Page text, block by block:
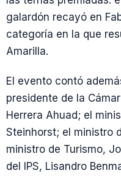
galardón recayó en
categoría en la que
Amarilla.
El evento contó
presidente de la
Herrera Ahuad; el
Steinhorst; el ministro
ministro de Turismo,
del IPS, Lisandro